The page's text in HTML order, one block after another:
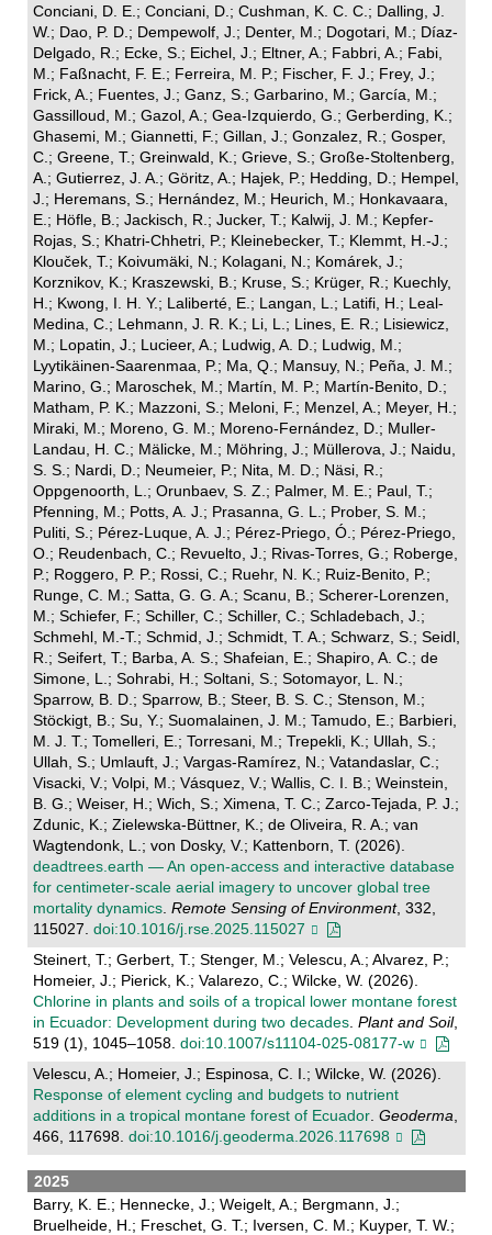
Conciani, D. E.; Conciani, D.; Cushman, K. C. C.; Dalling, J.
W.; Dao, P. D.; Dempewolf, J.; Denter, M.; Dogotari, M.; Díaz-
Delgado, R.; Ecke, S.; Eichel, J.; Eltner, A.; Fabbri, A.; Fabi,
M.; Faßnacht, F. E.; Ferreira, M. P.; Fischer, F. J.; Frey, J.;
Frick, A.; Fuentes, J.; Ganz, S.; Garbarino, M.; García, M.;
Gassilloud, M.; Gazol, A.; Gea-Izquierdo, G.; Gerberding, K.;
Ghasemi, M.; Giannetti, F.; Gillan, J.; Gonzalez, R.; Gosper,
C.; Greene, T.; Greinwald, K.; Grieve, S.; Große-Stoltenberg,
A.; Gutierrez, J. A.; Göritz, A.; Hajek, P.; Hedding, D.; Hempel,
J.; Heremans, S.; Hernández, M.; Heurich, M.; Honkavaara,
E.; Höfle, B.; Jackisch, R.; Jucker, T.; Kalwij, J. M.; Kepfer-
Rojas, S.; Khatri-Chhetri, P.; Kleinebecker, T.; Klemmt, H.-J.;
Klouček, T.; Koivumäki, N.; Kolagani, N.; Komárek, J.;
Korznikov, K.; Kraszewski, B.; Kruse, S.; Krüger, R.; Kuechly,
H.; Kwong, I. H. Y.; Laliberté, E.; Langan, L.; Latifi, H.; Leal-
Medina, C.; Lehmann, J. R. K.; Li, L.; Lines, E. R.; Lisiewicz,
M.; Lopatin, J.; Lucieer, A.; Ludwig, A. D.; Ludwig, M.;
Lyytikäinen-Saarenmaa, P.; Ma, Q.; Mansuy, N.; Peña, J. M.;
Marino, G.; Maroschek, M.; Martín, M. P.; Martín-Benito, D.;
Matham, P. K.; Mazzoni, S.; Meloni, F.; Menzel, A.; Meyer, H.;
Miraki, M.; Moreno, G. M.; Moreno-Fernández, D.; Muller-
Landau, H. C.; Mälicke, M.; Möhring, J.; Müllerova, J.; Naidu,
S. S.; Nardi, D.; Neumeier, P.; Nita, M. D.; Näsi, R.;
Oppgenoorth, L.; Orunbaev, S. Z.; Palmer, M. E.; Paul, T.;
Pfenning, M.; Potts, A. J.; Prasanna, G. L.; Prober, S. M.;
Puliti, S.; Pérez-Luque, A. J.; Pérez-Priego, Ó.; Pérez-Priego,
O.; Reudenbach, C.; Revuelto, J.; Rivas-Torres, G.; Roberge,
P.; Roggero, P. P.; Rossi, C.; Ruehr, N. K.; Ruiz-Benito, P.;
Runge, C. M.; Satta, G. G. A.; Scanu, B.; Scherer-Lorenzen,
M.; Schiefer, F.; Schiller, C.; Schiller, C.; Schladebach, J.;
Schmehl, M.-T.; Schmid, J.; Schmidt, T. A.; Schwarz, S.; Seidl,
R.; Seifert, T.; Barba, A. S.; Shafeian, E.; Shapiro, A. C.; de
Simone, L.; Sohrabi, H.; Soltani, S.; Sotomayor, L. N.;
Sparrow, B. D.; Sparrow, B.; Steer, B. S. C.; Stenson, M.;
Stöckigt, B.; Su, Y.; Suomalainen, J. M.; Tamudo, E.; Barbieri,
M. J. T.; Tomelleri, E.; Torresani, M.; Trepekli, K.; Ullah, S.;
Ullah, S.; Umlauft, J.; Vargas-Ramírez, N.; Vatandaslar, C.;
Visacki, V.; Volpi, M.; Vásquez, V.; Wallis, C. I. B.; Weinstein,
B. G.; Weiser, H.; Wich, S.; Ximena, T. C.; Zarco-Tejada, P. J.;
Zdunic, K.; Zielewska-Büttner, K.; de Oliveira, R. A.; van
Wagtendonk, L.; von Dosky, V.; Kattenborn, T. (2026).
deadtrees.earth — An open-access and interactive database
for centimeter-scale aerial imagery to uncover global tree
mortality dynamics. Remote Sensing of Environment, 332,
115027. doi:10.1016/j.rse.2025.115027
Steinert, T.; Gerbert, T.; Stenger, M.; Velescu, A.; Alvarez, P.;
Homeier, J.; Pierick, K.; Valarezo, C.; Wilcke, W. (2026).
Chlorine in plants and soils of a tropical lower montane forest
in Ecuador: Development during two decades. Plant and Soil,
519 (1), 1045–1058. doi:10.1007/s11104-025-08177-w
Velescu, A.; Homeier, J.; Espinosa, C. I.; Wilcke, W. (2026).
Response of element cycling and budgets to nutrient
additions in a tropical montane forest of Ecuador. Geoderma
466, 117698. doi:10.1016/j.geoderma.2026.117698
2025
Barry, K. E.; Hennecke, J.; Weigelt, A.; Bergmann, J.;
Bruelheide, H.; Freschet, G. T.; Iversen, C. M.; Kuyper, T. W.;